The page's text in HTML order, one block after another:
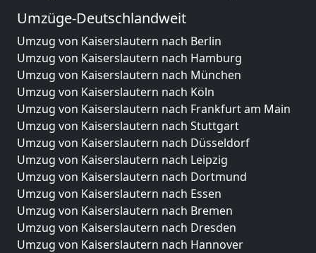
Umzüge-Deutschlandweit
Umzug von Kaiserslautern nach Berlin
Umzug von Kaiserslautern nach Hamburg
Umzug von Kaiserslautern nach München
Umzug von Kaiserslautern nach Köln
Umzug von Kaiserslautern nach Frankfurt am Main
Umzug von Kaiserslautern nach Stuttgart
Umzug von Kaiserslautern nach Düsseldorf
Umzug von Kaiserslautern nach Leipzig
Umzug von Kaiserslautern nach Dortmund
Umzug von Kaiserslautern nach Essen
Umzug von Kaiserslautern nach Bremen
Umzug von Kaiserslautern nach Dresden
Umzug von Kaiserslautern nach Hannover